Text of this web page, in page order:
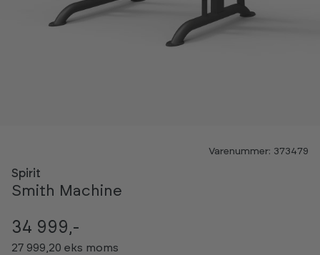
Varenummer: 373479
Spirit
Smith Machine
34 999,-
27 999,20 eks moms